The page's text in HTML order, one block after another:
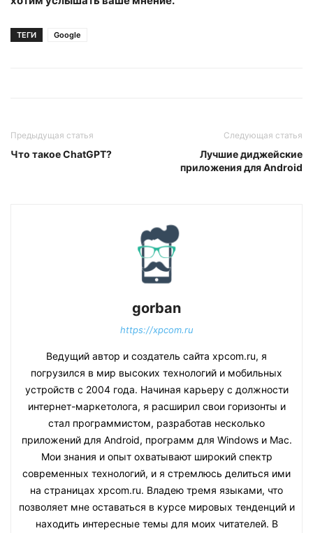
ТЕГИ Google
Предыдущая статья
Что такое ChatGPT?
Следующая статья
Лучшие диджейские
приложения для Android
gorban
https://xpcom.ru
Ведущий автор и создатель сайта xpcom.ru, я
погрузился в мир высоких технологий и мобильных
устройств с 2004 года. Начиная карьеру с должности
интернет-маркетолога, я расширил свои горизонты и
стал программистом, разработав несколько
приложений для Android, программ для Windows и Mac.
Мои знания и опыт охватывают широкий спектр
современных технологий, и я стремлюсь делиться ими
на страницах xpcom.ru. Владею тремя языками, что
позволяет мне оставаться в курсе мировых тенденций и
находить интересные темы для моих читателей. В